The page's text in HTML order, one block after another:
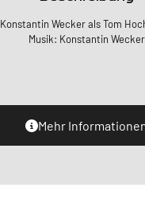
Konstantin Wecker als Tom
Musik: Konstantin Wecker
Mehr